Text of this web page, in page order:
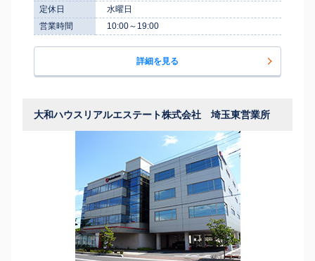
定休日
水曜日
営業時間
10:00～19:00
詳細を見る
大和ハウスリアルエステート株式会社 埼玉東営業所